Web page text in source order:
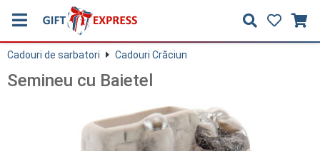
Cadouri de sarbatori Cadouri Crăciun
Semineu cu Baietel